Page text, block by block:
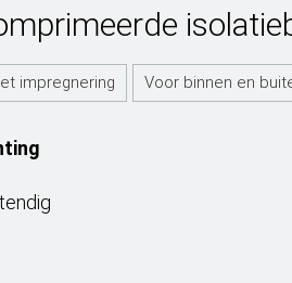
impregnering Voor binnen en